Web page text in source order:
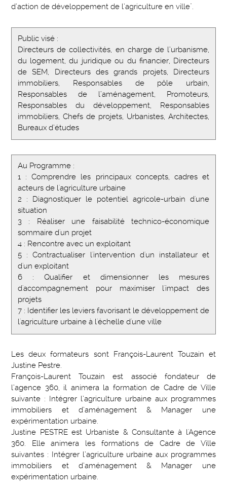
d’action de développement de l’agriculture en ville".
Public visé :
Directeurs de collectivités, en charge de l’urbanisme,
du logement, du juridique ou du financier, Directeurs
de SEM, Directeurs des grands projets, Directeurs
immobiliers, Responsables de pôle urbain,
Responsables de l’aménagement, Promoteurs,
Responsables du développement, Responsables
immobiliers, Chefs de projets, Urbanistes, Architectes,
Bureaux d’études
Au Programme :
1 : Comprendre les principaux concepts, cadres et
acteurs de l'agriculture urbaine
2 : Diagnostiquer le potentiel agricole-urbain d'une
situation
3 : Réaliser une faisabilité technico-économique
sommaire d'un projet
4 : Rencontre avec un exploitant
5 : Contractualiser l'intervention d'un installateur et
d'un exploitant
6 : Qualifier et dimensionner les mesures
d'accompagnement pour maximiser l'impact des
projets
7 : Identifier les leviers favorisant le développement de
l'agriculture urbaine à l'échelle d'une ville
Les deux formateurs sont François-Laurent Touzain et
Justine Pestre.
François-Laurent Touzain est associé fondateur de
l’agence 360, il animera la formation de Cadre de Ville
suivante : Intégrer l’agriculture urbaine aux programmes
immobiliers et d’aménagement & Manager une
expérimentation urbaine.
Justine PESTRE est Urbaniste & Consultante à l'Agence
360. Elle animera les formations de Cadre de Ville
suivantes : Intégrer l’agriculture urbaine aux programmes
immobiliers et d’aménagement & Manager une
expérimentation urbaine.